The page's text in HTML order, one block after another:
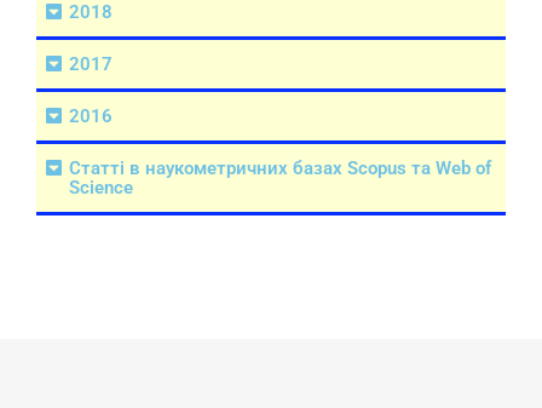
2018
2017
2016
Статті в наукометричних базах Scopus та Web of
Science